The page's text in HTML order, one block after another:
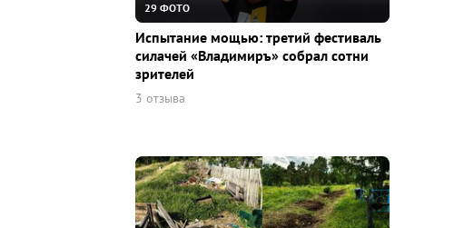
29 ФОТО
Испытание мощью: третий фестиваль
силачей «Владимиръ» собрал сотни
зрителей
3 отзыва